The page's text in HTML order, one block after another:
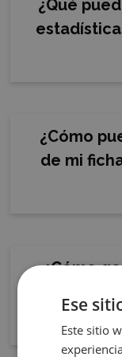
Tu
¿Qué
¿Cómo
de mi
¿Cómo
Ese
Este sitio